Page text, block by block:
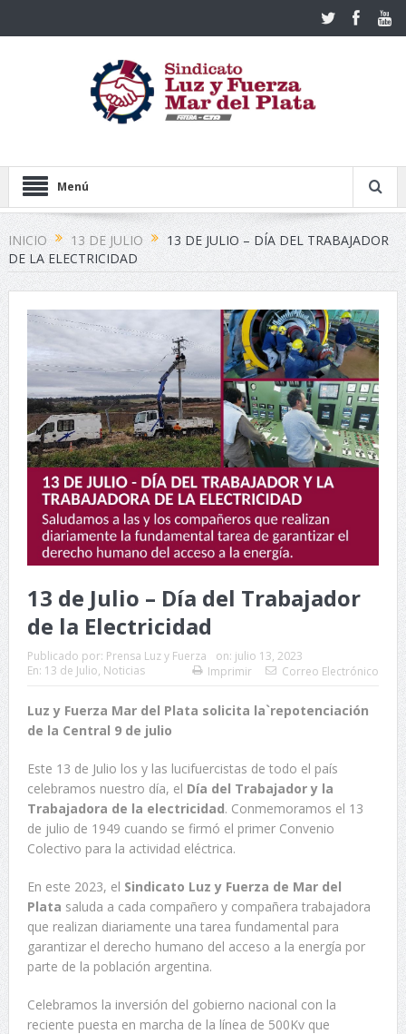
Menú
INICIO 13 DE JULIO
13 DE JULIO – DÍA DEL TRABAJADOR
DE LA ELECTRICIDAD
13 de Julio – Día del Trabajador
de la Electricidad
Publicado por: Prensa Luz y Fuerza on: julio 13, 2023
En: 13 de Julio, Noticias Imprimir Correo Electrónico
Luz y Fuerza Mar del Plata solicita la`repotenciación
de la Central 9 de julio
Este 13 de Julio los y las lucifuercistas de todo el país
celebramos nuestro día, el Día del Trabajador y la
Trabajadora de la electricidad. Conmemoramos el 13
de julio de 1949 cuando se firmó el primer Convenio
Colectivo para la actividad eléctrica.
En este 2023, el Sindicato Luz y Fuerza de Mar del
Plata saluda a cada compañero y compañera trabajadora
que realizan diariamente una tarea fundamental para
garantizar el derecho humano del acceso a la energía por
parte de la población argentina.
Celebramos la inversión del gobierno nacional con la
reciente puesta en marcha de la línea de 500Kv que